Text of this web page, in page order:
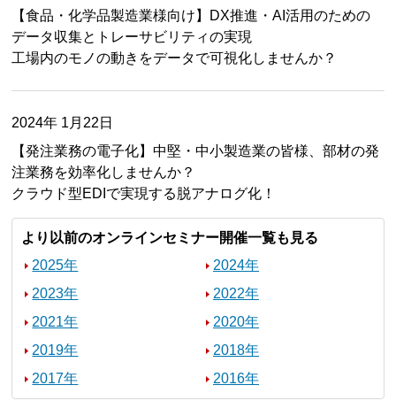
【食品・化学品製造業様向け】DX推進・AI活用のための
データ収集とトレーサビリティの実現
工場内のモノの動きをデータで可視化しませんか？
2024年 1月22日
【発注業務の電子化】中堅・中小製造業の皆様、部材の発
注業務を効率化しませんか？
クラウド型EDIで実現する脱アナログ化！
より以前のオンラインセミナー開催一覧も見る
2025年
2024年
2023年
2022年
2021年
2020年
2019年
2018年
2017年
2016年